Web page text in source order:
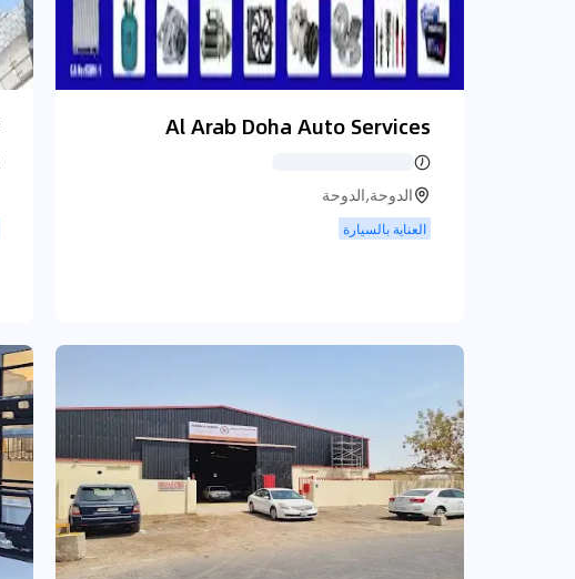
Al Arab Doha Auto Services
الدوحة,الدوحة
العناية بالسيارة